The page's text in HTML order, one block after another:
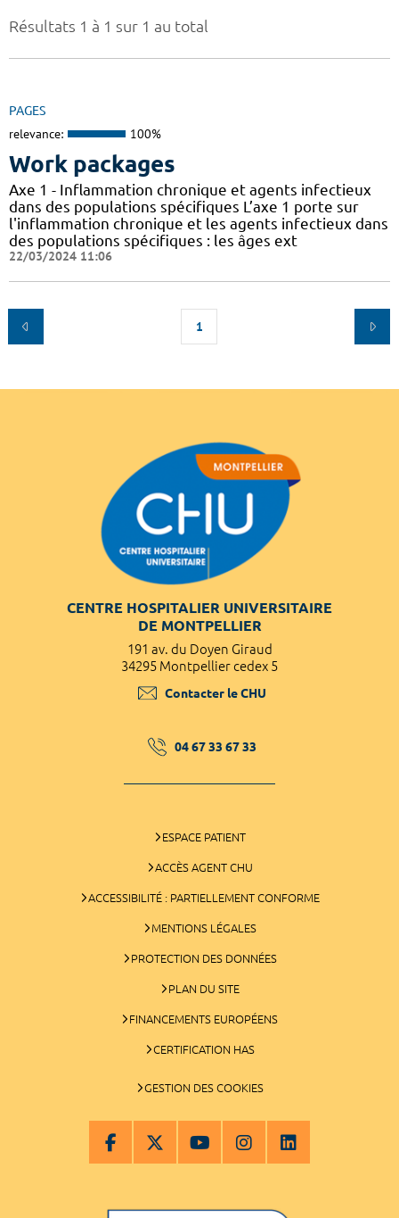
Résultats 1 à 1 sur 1 au total
PAGES
relevance: 100%
Work packages
Axe 1 - Inflammation chronique et agents infectieux
dans des populations spécifiques L’axe 1 porte sur
l'inflammation chronique et les agents infectieux dans
des populations spécifiques : les âges ext
22/03/2024 11:06
1
CENTRE HOSPITALIER UNIVERSITAIRE
DE MONTPELLIER
191 av. du Doyen Giraud
34295 Montpellier cedex 5
Contacter le CHU
04 67 33 67 33
ESPACE PATIENT
ACCÈS AGENT CHU
ACCESSIBILITÉ : PARTIELLEMENT CONFORME
MENTIONS LÉGALES
PROTECTION DES DONNÉES
PLAN DU SITE
FINANCEMENTS EUROPÉENS
CERTIFICATION HAS
GESTION DES COOKIES